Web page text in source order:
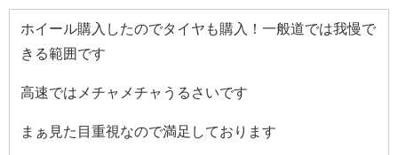
ホイール購入したのでタイヤも購入！一般道では我慢で
きる範囲です
高速ではメチャメチャうるさいです
まぁ見た目重視なので満足しております